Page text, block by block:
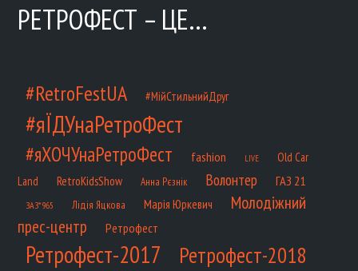
РЕТРОФЕСТ – ЦЕ…
#RetroFestUA #МійСтильнийДруг
#яЇДУнаРетроФест
#яХОЧУнаРетроФест fashion LIVE
Old Car
Land
RetroKidsShow Анна Рєзнік Волонтер ГАЗ 21
ЗАЗ*965 Лідія Яцкова Марія Юркевич
Молодіжний
прес-центр
Ретрофест
Ретрофест-2017 Ретрофест-2018